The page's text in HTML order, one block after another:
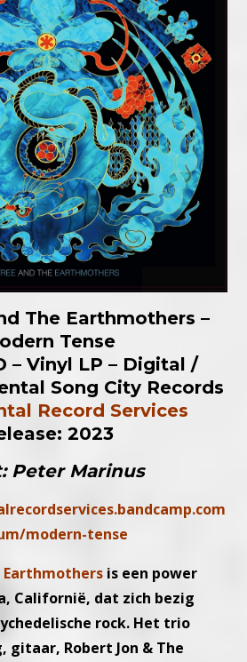
The Earthmothers –
Tense
– Vinyl LP – Digital /
Song City Records
Record Services
2023
Peter Marinus
modern-tense
Earthmothers is een power
Californië, dat zich bezig
rock. Het trio
gitaar, Robert Jon & The